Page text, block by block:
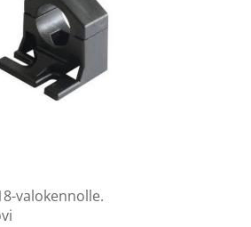
valokennolle.